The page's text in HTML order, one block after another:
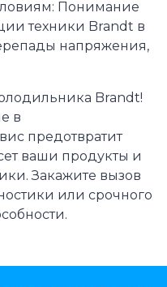
Понимание
техники Brandt в
напряжения,
Brandt!
в
предотвратит
ваши продукты и
Закажите вызов
или срочного